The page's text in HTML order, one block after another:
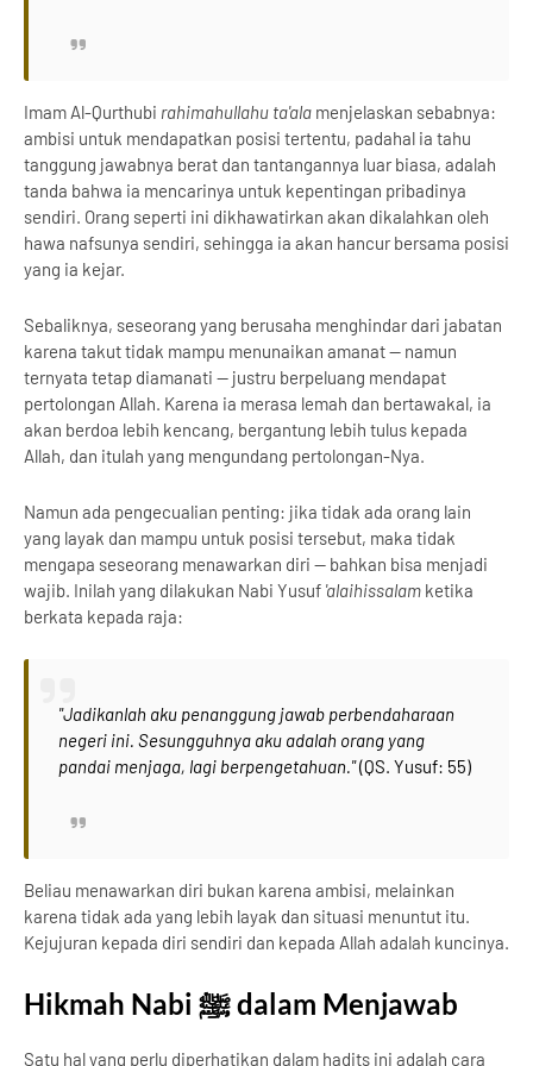
Imam Al-Qurthubi rahimahullahu ta'ala menjelaskan sebabnya:
ambisi untuk mendapatkan posisi tertentu, padahal ia tahu
tanggung jawabnya berat dan tantangannya luar biasa, adalah
tanda bahwa ia mencarinya untuk kepentingan pribadinya
sendiri. Orang seperti ini dikhawatirkan akan dikalahkan oleh
hawa nafsunya sendiri, sehingga ia akan hancur bersama posisi
yang ia kejar.
Sebaliknya, seseorang yang berusaha menghindar dari jabatan
karena takut tidak mampu menunaikan amanat — namun
ternyata tetap diamanati — justru berpeluang mendapat
pertolongan Allah. Karena ia merasa lemah dan bertawakal, ia
akan berdoa lebih kencang, bergantung lebih tulus kepada
Allah, dan itulah yang mengundang pertolongan-Nya.
Namun ada pengecualian penting: jika tidak ada orang lain
yang layak dan mampu untuk posisi tersebut, maka tidak
mengapa seseorang menawarkan diri — bahkan bisa menjadi
wajib. Inilah yang dilakukan Nabi Yusuf 'alaihissalam ketika
berkata kepada raja:
"Jadikanlah aku penanggung jawab perbendaharaan
negeri ini. Sesungguhnya aku adalah orang yang
pandai menjaga, lagi berpengetahuan."(QS. Yusuf: 55)
Beliau menawarkan diri bukan karena ambisi, melainkan
karena tidak ada yang lebih layak dan situasi menuntut itu.
Kejujuran kepada diri sendiri dan kepada Allah adalah kuncinya.
Hikmah Nabi ﷺ dalam Menjawab
Satu hal yang perlu diperhatikan dalam hadits ini adalah cara